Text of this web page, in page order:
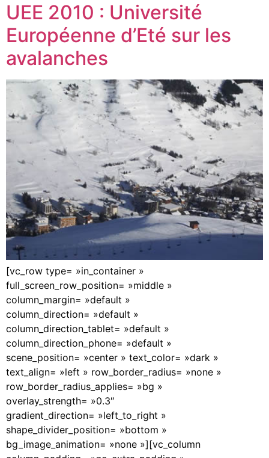
UEE 2010 : Université
Européenne d’Eté sur les
avalanches
[vc_row type= »in_container »
full_screen_row_position= »middle »
column_margin= »default »
column_direction= »default »
column_direction_tablet= »default »
column_direction_phone= »default »
scene_position= »center » text_color= »dark »
text_align= »left » row_border_radius= »none »
row_border_radius_applies= »bg »
overlay_strength= »0.3″
gradient_direction= »left_to_right »
shape_divider_position= »bottom »
bg_image_animation= »none »][vc_column